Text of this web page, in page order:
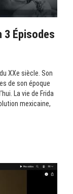
3 Épisodes
XXe siècle. Son
de son époque
La vie de Frida
mexicaine,